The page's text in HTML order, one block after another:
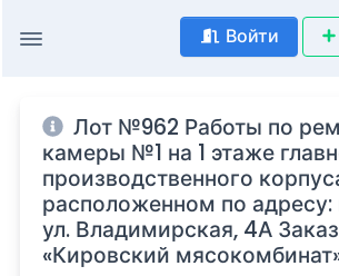
Войти
Лот №962 Работы по
камеры №1 на 1 этаже
производственного
расположенном по адресу:
ул. Владимирская, 4А
«Кировский